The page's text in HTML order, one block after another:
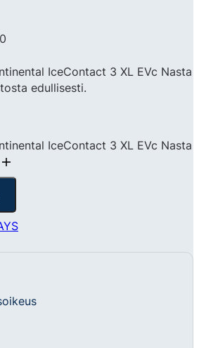
IceContact 3 XL EVc Nasta
edullisesti.
IceContact 3 XL EVc Nasta